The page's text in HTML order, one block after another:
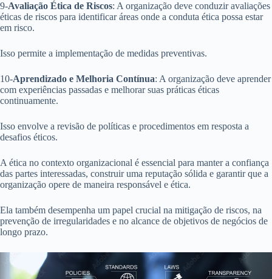
9-Avaliação Ética de Riscos: A organização deve conduzir avaliações
éticas de riscos para identificar áreas onde a conduta ética possa estar
em risco.
Isso permite a implementação de medidas preventivas.
10-Aprendizado e Melhoria Contínua: A organização deve aprender
com experiências passadas e melhorar suas práticas éticas
continuamente.
Isso envolve a revisão de políticas e procedimentos em resposta a
desafios éticos.
A ética no contexto organizacional é essencial para manter a confiança
das partes interessadas, construir uma reputação sólida e garantir que a
organização opere de maneira responsável e ética.
Ela também desempenha um papel crucial na mitigação de riscos, na
prevenção de irregularidades e no alcance de objetivos de negócios de
longo prazo.